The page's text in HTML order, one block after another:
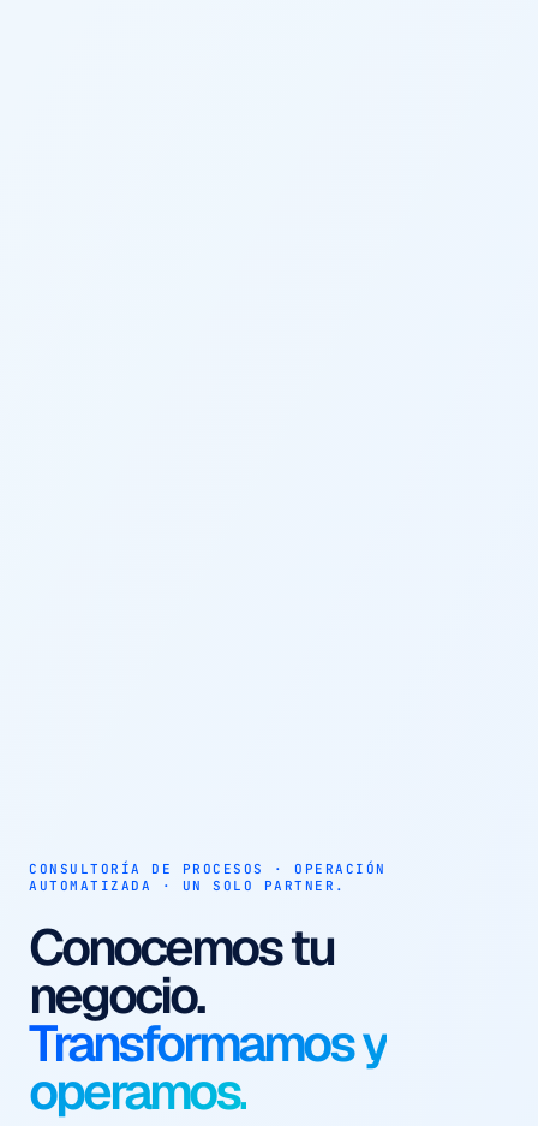
AUTOMATIZACIÓN · AGENTES AUTÓNOMOS · EFICIENCIA
OPERATIVA
Procesos que se
ejecutan solos
Con contexto, criterio y
sin fricción.